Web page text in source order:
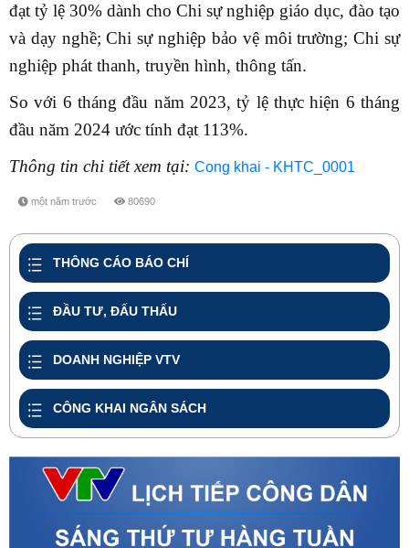
đạt tỷ lệ 30% dành cho Chi sự nghiệp giáo dục, đào tạo
và dạy nghề; Chi sự nghiệp bảo vệ môi trường; Chi sự
nghiệp phát thanh, truyền hình, thông tấn.
So với 6 tháng đầu năm 2023, tỷ lệ thực hiện 6 tháng
đầu năm 2024 ước tính đạt 113%.
Thông tin chi tiết xem tại: Cong khai - KHTC_0001
một năm trước 80690
THÔNG CÁO BÁO CHÍ
ĐẦU TƯ, ĐẤU THẤU
DOANH NGHIỆP VTV
CÔNG KHAI NGÂN SÁCH